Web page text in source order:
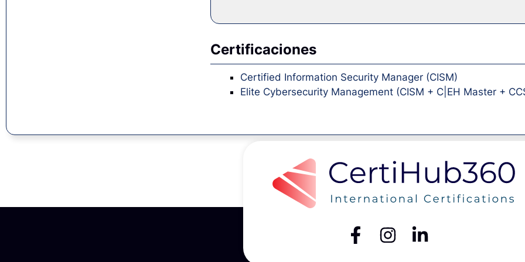
Certificaciones
Certified Information Security Manager (CISM)
Elite Cybersecurity Management (CISM + C|EH Master +